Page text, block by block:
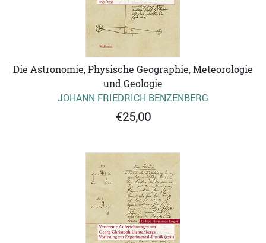
Die Astronomie, Physische Geographie, Meteorologie
und Geologie
JOHANN FRIEDRICH BENZENBERG
€25,00